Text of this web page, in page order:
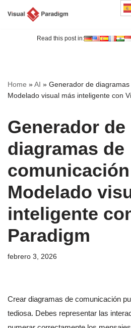
Read this post in:
Home »AI » Generador de
Modelado visual más inteligente con
Generador de
diagramas de
Modelado
inteligente
Paradigm
febrero 3, 2026
Crear diagramas de comunicación
tediosa. Debes representar las